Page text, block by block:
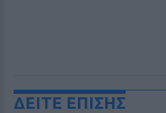
ΔΕΙΤΕ ΕΠΙΣΗΣ